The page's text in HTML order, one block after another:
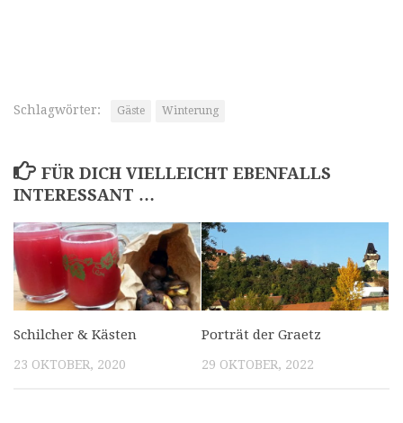
Schlagwörter: Gäste Winterung
FÜR DICH VIELLEICHT EBENFALLS
INTERESSANT …
Schilcher & Kästen
23 OKTOBER, 2020
Porträt der Graetz
29 OKTOBER, 2022